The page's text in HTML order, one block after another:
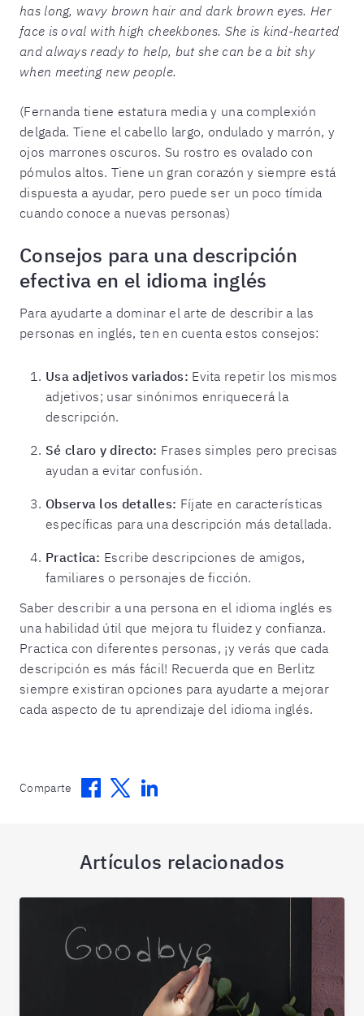
has long, wavy brown hair and dark brown eyes. Her
face is oval with high cheekbones. She is kind-hearted
and always ready to help, but she can be a bit shy
when meeting new people.
(Fernanda tiene estatura media y una complexión
delgada. Tiene el cabello largo, ondulado y marrón, y
ojos marrones oscuros. Su rostro es ovalado con
pómulos altos. Tiene un gran corazón y siempre está
dispuesta a ayudar, pero puede ser un poco tímida
cuando conoce a nuevas personas)
Consejos para una descripción
efectiva en el idioma inglés
Para ayudarte a dominar el arte de describir a las
personas en inglés, ten en cuenta estos consejos:
Usa adjetivos variados: Evita repetir los mismos
adjetivos; usar sinónimos enriquecerá la
descripción.
Sé claro y directo: Frases simples pero precisas
ayudan a evitar confusión.
Observa los detalles: Fíjate en características
específicas para una descripción más detallada.
Practica: Escribe descripciones de amigos,
familiares o personajes de ficción.
Saber describir a una persona en el idioma inglés es
una habilidad útil que mejora tu fluidez y confianza.
Practica con diferentes personas, ¡y verás que cada
descripción es más fácil! Recuerda que en Berlitz
siempre existiran opciones para ayudarte a mejorar
cada aspecto de tu aprendizaje del idioma inglés.
Comparte Facebook
TwitterLinkedin
Artículos relacionados